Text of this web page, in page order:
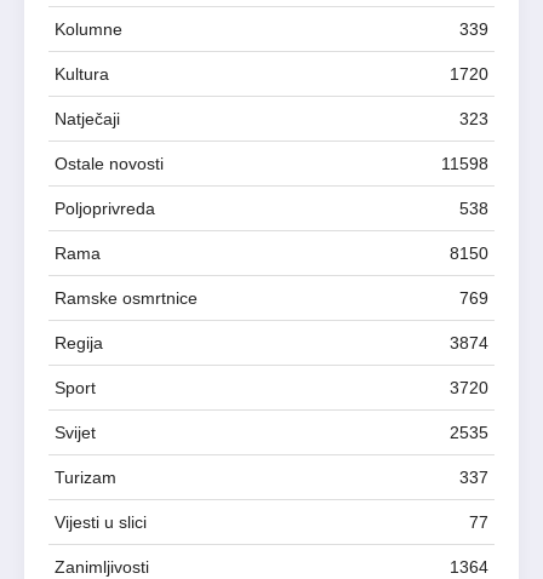
Kolumne 339
Kultura 1720
Natječaji 323
Ostale novosti 11598
Poljoprivreda 538
Rama 8150
Ramske osmrtnice 769
Regija 3874
Sport 3720
Svijet 2535
Turizam 337
Vijesti u slici 77
Zanimljivosti 1364